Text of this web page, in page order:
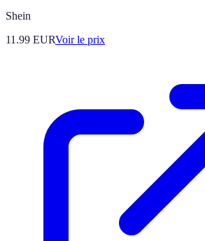
Shein
11.99 EURVoir le prix